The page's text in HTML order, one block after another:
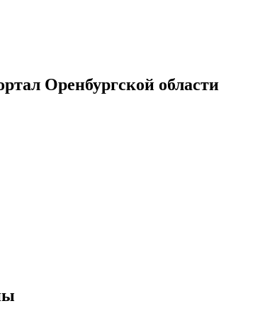
Оренбургской области